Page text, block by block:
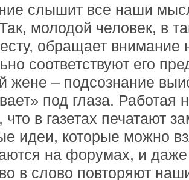
слышит все наши
молодой человек, в
обращает внимание
соответствуют его
жене – подсознание
под глаза. Работая
в газетах печатают
идеи, которые можно
на форумах, и
в слово повторяют